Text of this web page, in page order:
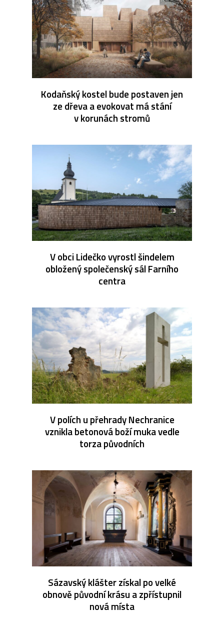
Kodaňský kostel bude postaven jen
ze dřeva a evokovat má stání
v korunách stromů
V obci Lidečko vyrostl šindelem
obložený společenský sál Farního
centra
V polích u přehrady Nechranice
vznikla betonová boží muka vedle
torza původních
Sázavský klášter získal po velké
obnově původní krásu a zpřístupnil
nová místa